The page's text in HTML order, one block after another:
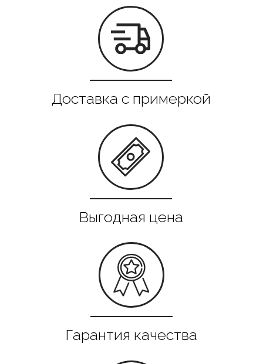
Все в наличии